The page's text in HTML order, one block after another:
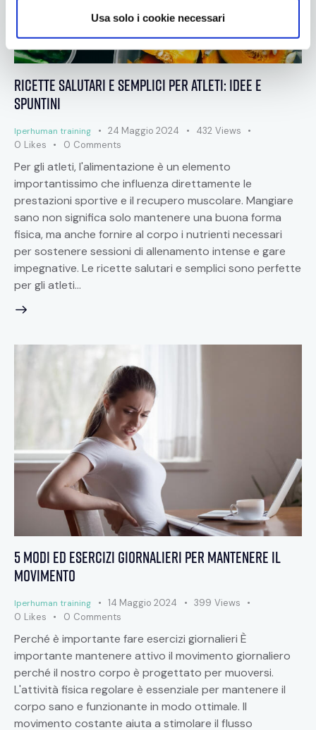
o
Usa solo i cookie necessari
Ricette salutari e semplici per atleti: Idee e
Spuntini
Iperhuman training 24 Maggio 2024 432 Views
0 Likes 0 Comments
Per gli atleti, l'alimentazione è un elemento
importantissimo che influenza direttamente le
prestazioni sportive e il recupero muscolare. Mangiare
sano non significa solo mantenere una buona forma
fisica, ma anche fornire al corpo i nutrienti necessari
per sostenere sessioni di allenamento intense e gare
impegnative. Le ricette salutari e semplici sono perfette
per gli atleti…
5 Modi ed Esercizi Giornalieri per mantenere il
movimento
Iperhuman training 14 Maggio 2024 399 Views
0 Likes 0 Comments
Perché è importante fare esercizi giornalieri È
importante mantenere attivo il movimento giornaliero
perché il nostro corpo è progettato per muoversi.
L'attività fisica regolare è essenziale per mantenere il
corpo sano e funzionante in modo ottimale. Il
movimento costante aiuta a stimolare il flusso